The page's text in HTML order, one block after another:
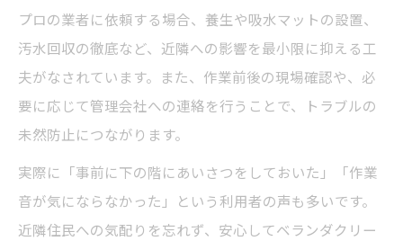
プロの業者に依頼する場合、養生や吸水マットの設置、
汚水回収の徹底など、近隣への影響を最小限に抑える工
夫がなされています。また、作業前後の現場確認や、必
要に応じて管理会社への連絡を行うことで、トラブルの
未然防止につながります。
実際に「事前に下の階にあいさつをしておいた」「作業
音が気にならなかった」という利用者の声も多いです。
近隣住民への気配りを忘れず、安心してベランダクリー